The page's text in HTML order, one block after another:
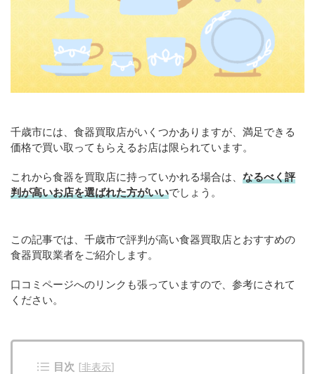
千歳市には、食器買取店がいくつかありますが、満足できる
価格で買い取ってもらえるお店は限られています。
これから食器を買取店に持っていかれる場合は、 なるべく評
判が高いお店を選ばれた方がいいでしょう。
この記事では、千歳市で評判が高い食器買取店とおすすめの
食器買取業者をご紹介します。
口コミページへのリンクも張っていますので、参考にされて
ください。
目次 [非表示]